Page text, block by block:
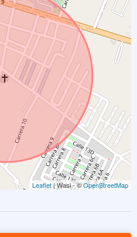
Leaflet| Wasi - ©OpenStreetMap